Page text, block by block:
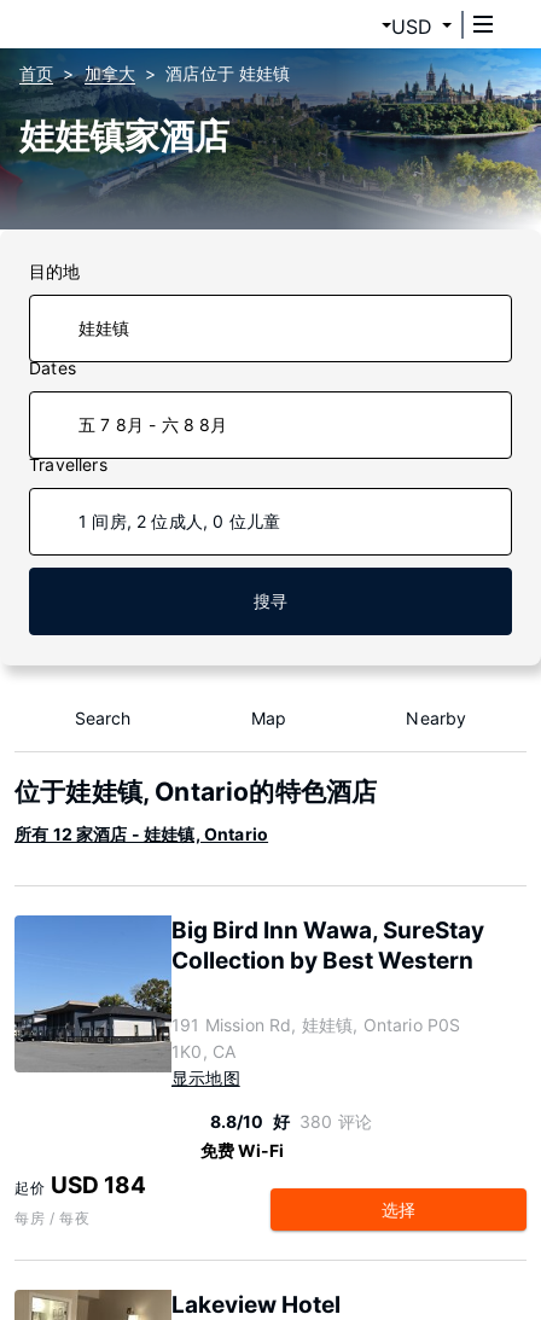
USD
首页 加拿大 酒店位于 娃娃镇
娃娃镇家酒店
目的地
Dates
五 7 8月 - 六 8 8月
Travellers
1 间房, 2 位成人, 0 位儿童
搜寻
Search Map Nearby
位于娃娃镇, Ontario的特色酒店
所有 12 家酒店 - 娃娃镇, Ontario
Big Bird Inn Wawa, SureStay
Collection by Best Western
191 Mission Rd, 娃娃镇, Ontario P0S
1K0, CA
显示地图
8.8/10 好 380 评论
免费 Wi-Fi
起价 USD 184
每房 / 每夜 选择
Lakeview Hotel